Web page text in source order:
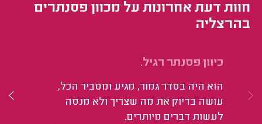
חוות דעת אחרונות על מכוון פסנתרים
בהרצליה
כיוון פסנתר רגיל.
הוא היה בסדר גמור, מגיע ומסביר הכל,
עושה בדיוק את מה שצריך ולא מנסה
לעשות דברים מיותרים.